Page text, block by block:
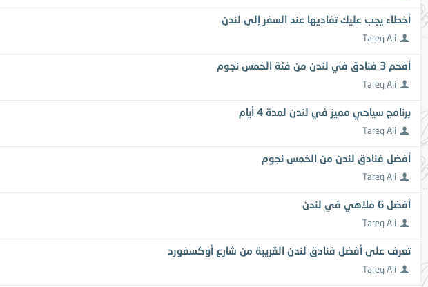
أخطاء يجب عليك تفاديها عند السفر إلى لندن
Tareq Ali
أفخم 3 فنادق في لندن من فئة الخمس نجوم
Tareq Ali
برنامج سياحي مميز في لندن لمدة 4 أيام
Tareq Ali
أفضل فنادق لندن من الخمس نجوم
Tareq Ali
أفضل 6 ملاهي في لندن
Tareq Ali
تعرف على أفضل فنادق لندن القريبة من شارع أوكسفورد
Tareq Ali